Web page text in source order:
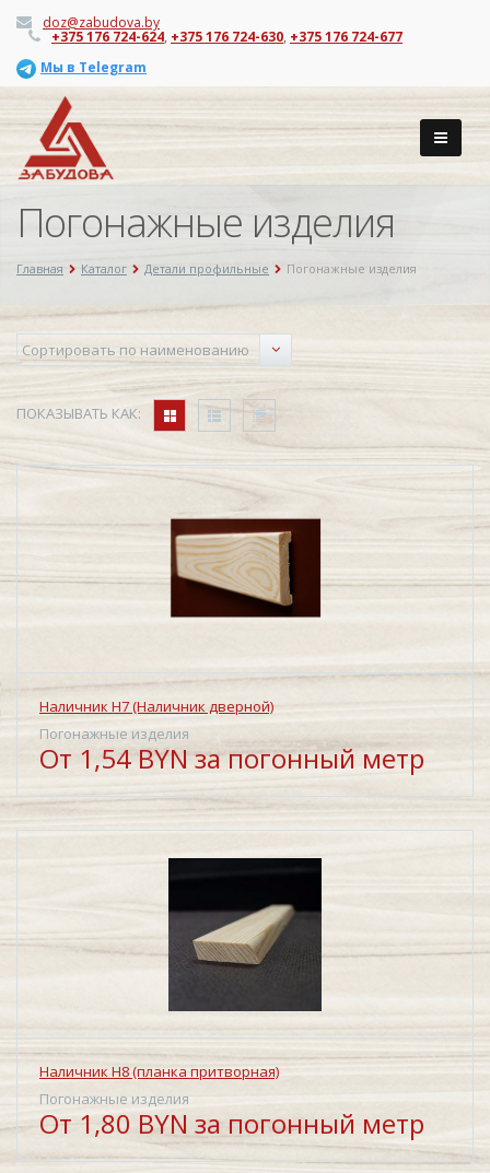
doz@zabudova.by
+375 176 724-624, +375 176 724-630, +375 176 724-677
Мы в Telegram
Погонажные изделия
Главная Каталог Детали профильные Погонажные изделия
ПОКАЗЫВАТЬ КАК:
Наличник Н7 (Наличник дверной)
Погонажные изделия
От 1,54 BYN за погонный метр
Наличник Н8 (планка притворная)
Погонажные изделия
От 1,80 BYN за погонный метр